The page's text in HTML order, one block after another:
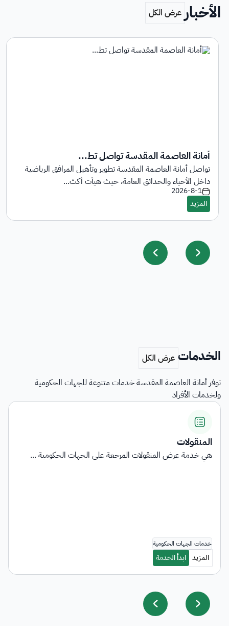
الأخبار
أمانة العاصمة المقدسة تواصل تط...
تواصل أمانة العاصمة المقدسة تطوير وتأهيل المرافق الرياضية
داخل الأحياء والحدائق العامة، حيث هيأت أكث...
2026-8-1
الخدمات
توفر أمانة العاصمة المقدسة خدمات متنوعة للجهات الحكومية
ولخدمات الأفراد
المنقولات
هي خدمة عرض المنقولات المرجعة على الجهات الحكومية ...